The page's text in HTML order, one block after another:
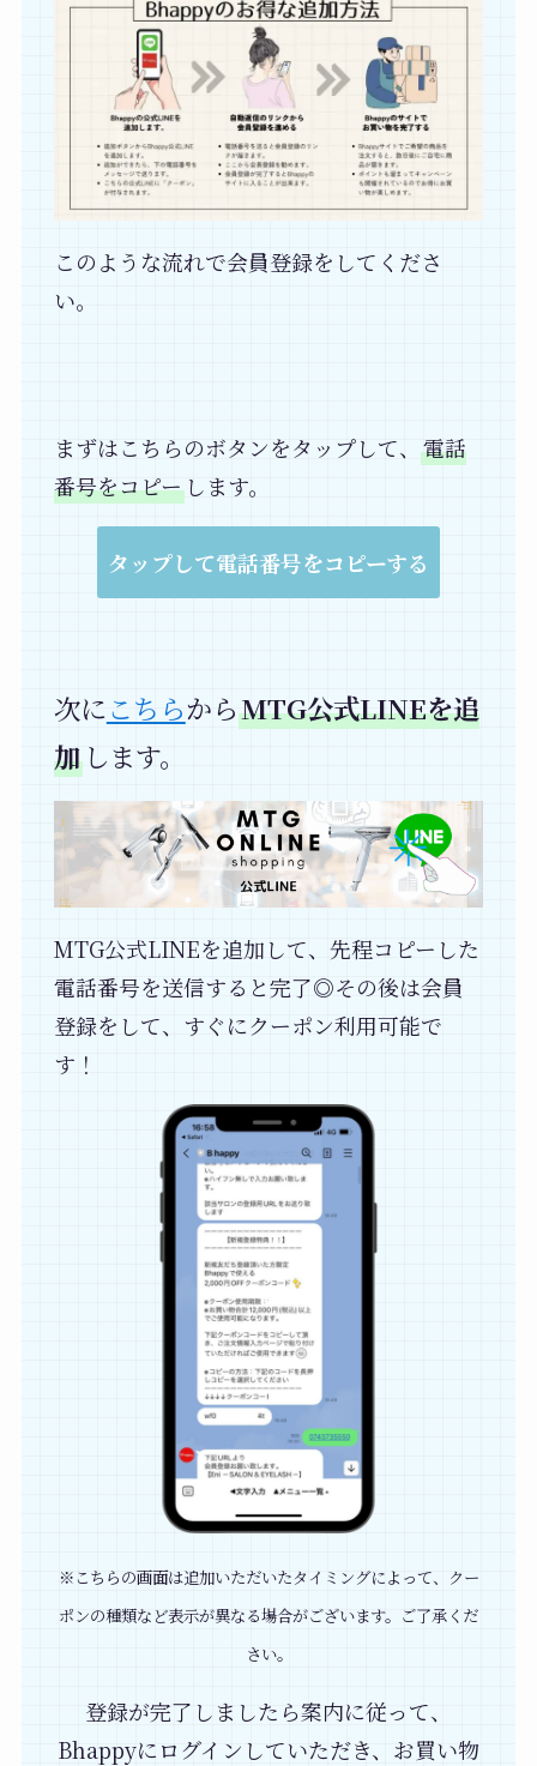
このような流れで会員登録をしてくださ
い。
まずはこちらのボタンをタップして、 電話
番号をコピーします。
タップして電話番号をコピーする
次にこちらからMTG公式LINEを追
加します。
MTG公式LINEを追加して、先程コピーした
電話番号を送信すると完了◎その後は会員
登録をして、すぐにクーポン利用可能で
す！
※こちらの画面は追加いただいたタイミングによって、クー
ポンの種類など表示が異なる場合がございます。ご了承くだ
さい。
登録が完了しましたら案内に従って、
Bhappyにログインしていただき、お買い物